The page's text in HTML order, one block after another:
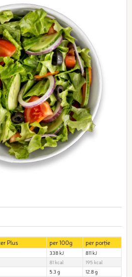
Plus per 100g per porție
338 kJ
811 kJ
81 kcal
195 kcal
5.3 g
12.8 g